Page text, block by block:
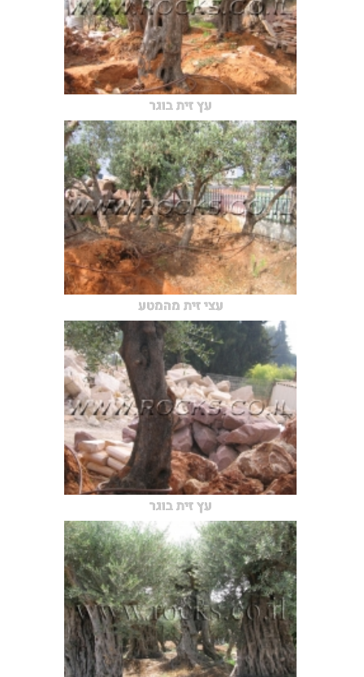
עץ זית בוגר
עצי זית מהמטע
עץ זית בוגר